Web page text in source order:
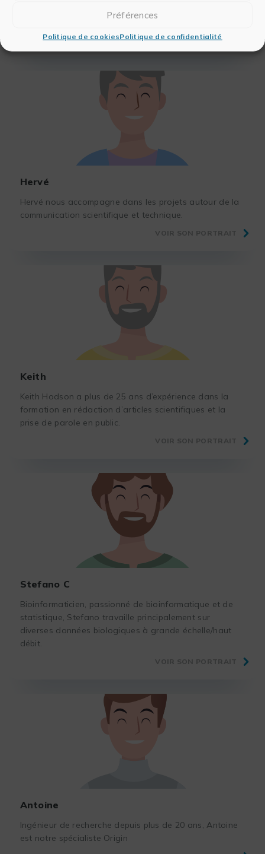
Préférences
Politique de cookiesPolitique de confidentialité
VOIR SON PORTRAIT
Hervé
Hervé nous accompagne dans les projets autour de la
communication scientifique et technique.
VOIR SON PORTRAIT
Keith
Keith Hodson a plus de 25 ans d’expérience dans la
formation en rédaction d’articles scientifiques et la
prise de parole en public.
VOIR SON PORTRAIT
Stefano C
Bioinformaticien, passionné de bioinformatique et de
statistique, Stefano travaille principalement sur
diverses données biologiques à grande échelle/haut
débit.
VOIR SON PORTRAIT
Antoine
Ingénieur de recherche depuis plus de 20 ans, Antoine
est notre spécialiste Origin